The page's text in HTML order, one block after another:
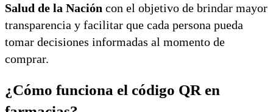
Salud de la Nación con el objetivo de brindar mayor
transparencia y facilitar que cada persona pueda
tomar decisiones informadas al momento de
comprar.
¿Cómo funciona el código QR en